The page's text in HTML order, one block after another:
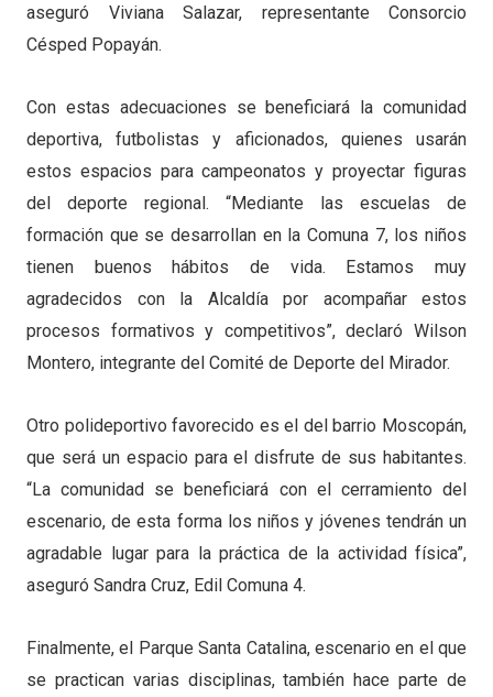
aseguró Viviana Salazar, representante Consorcio
Césped Popayán.
Con estas adecuaciones se beneficiará la comunidad
deportiva, futbolistas y aficionados, quienes usarán
estos espacios para campeonatos y proyectar figuras
del deporte regional. “Mediante las escuelas de
formación que se desarrollan en la Comuna 7, los niños
tienen buenos hábitos de vida. Estamos muy
agradecidos con la Alcaldía por acompañar estos
procesos formativos y competitivos”, declaró Wilson
Montero, integrante del Comité de Deporte del Mirador.
Otro polideportivo favorecido es el del barrio Moscopán,
que será un espacio para el disfrute de sus habitantes.
“La comunidad se beneficiará con el cerramiento del
escenario, de esta forma los niños y jóvenes tendrán un
agradable lugar para la práctica de la actividad física”,
aseguró Sandra Cruz, Edil Comuna 4.
Finalmente, el Parque Santa Catalina, escenario en el que
se practican varias disciplinas, también hace parte de